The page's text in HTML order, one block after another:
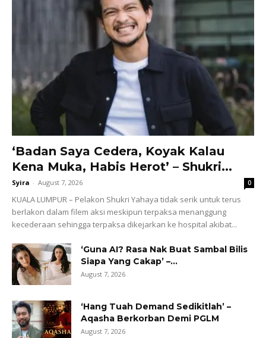
‘Badan Saya Cedera, Koyak Kalau
Kena Muka, Habis Herot’ – Shukri...
Syira - August 7, 2026 0
KUALA LUMPUR – Pelakon Shukri Yahaya tidak serik untuk terus
berlakon dalam filem aksi meskipun terpaksa menanggung
kecederaan sehingga terpaksa dikejarkan ke hospital akibat...
‘Guna AI? Rasa Nak Buat Sambal Bilis
Siapa Yang Cakap’ –...
August 7, 2026
‘Hang Tuah Demand Sedikitlah’ –
Aqasha Berkorban Demi PGLM
August 7, 2026